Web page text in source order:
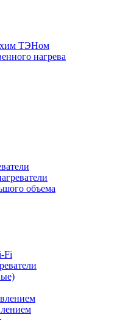
ТЭНом
нагрева
объема
Fi